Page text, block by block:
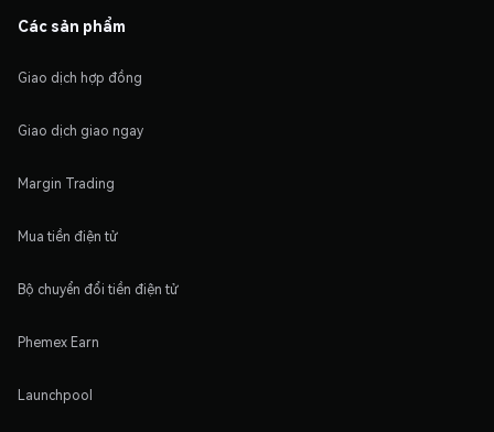
Các sản phẩm
Giao dịch hợp đồng
Giao dịch giao ngay
Margin Trading
Mua tiền điện tử
Bộ chuyển đổi tiền điện tử
Phemex Earn
Launchpool